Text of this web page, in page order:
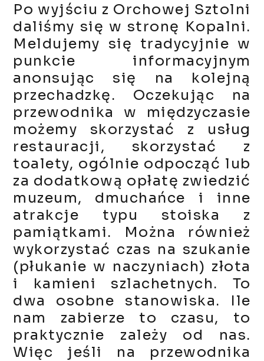
Po wyjściu z Orchowej Sztolni
daliśmy się w stronę Kopalni.
Meldujemy się tradycyjnie w
punkcie informacyjnym
anonsując się na kolejną
przechadzkę. Oczekując na
przewodnika w międzyczasie
możemy skorzystać z usług
restauracji, skorzystać z
toalety, ogólnie odpocząć lub
za dodatkową opłatę zwiedzić
muzeum, dmuchańce i inne
atrakcje typu stoiska z
pamiątkami. Można również
wykorzystać czas na szukanie
(płukanie w naczyniach) złota
i kamieni szlachetnych. To
dwa osobne stanowiska. Ile
nam zabierze to czasu, to
praktycznie zależy od nas.
Więc jeśli na przewodnika